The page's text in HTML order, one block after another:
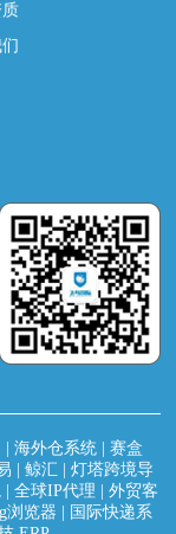
|海外仓系统 |赛盒
|鲸汇 |灯塔跨境导
|全球IP代理 |外贸客
浏览器
国际快递系